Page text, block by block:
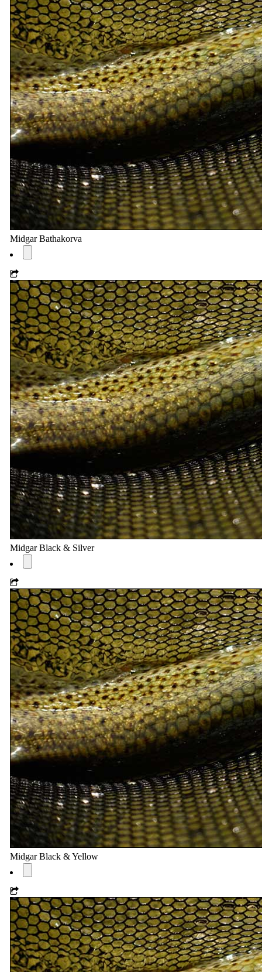
Midgar Bathakorva
Midgar Black & Silver
Midgar Black & Yellow